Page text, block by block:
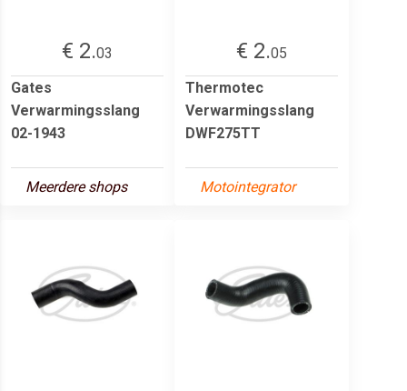
€ 2.03
Gates
Verwarmingsslang
02-1943
Meerdere shops
€ 2.05
Thermotec
Verwarmingsslang
DWF275TT
Motointegrator